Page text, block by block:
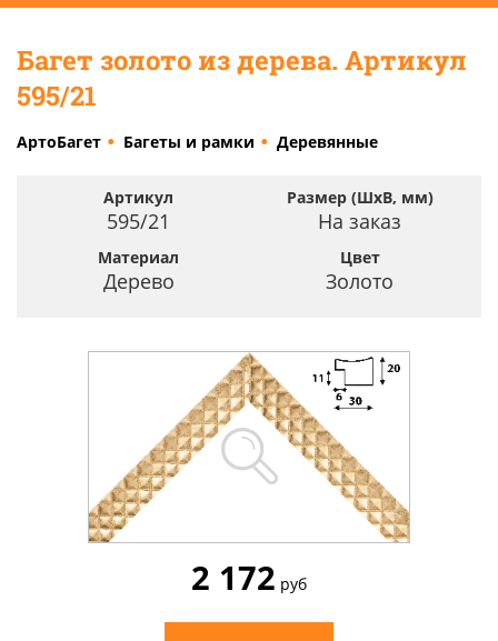
Багет золото из дерева. Артикул
595/21
АртоБагет Багеты и рамки Деревянные
Артикул
595/21
Размер (ШхВ, мм)
На заказ
Материал
Дерево
Цвет
Золото
2 172 руб